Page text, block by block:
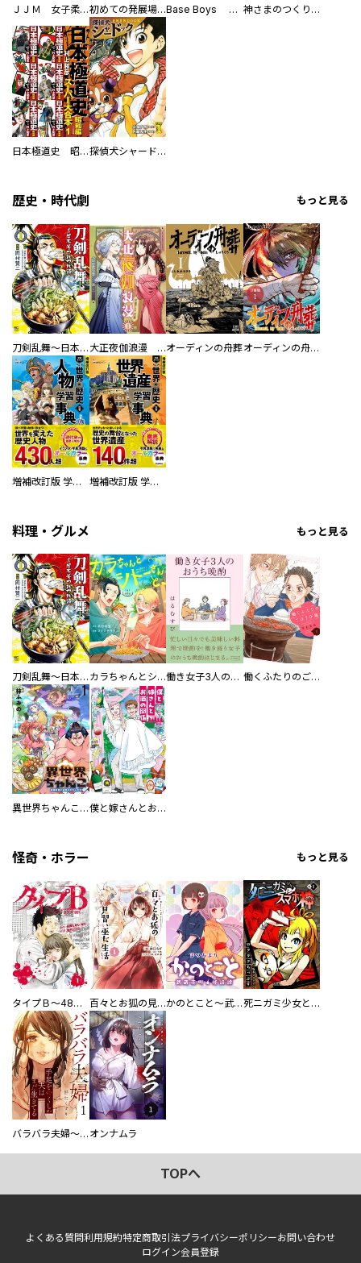
ＪＪＭ 女子柔道部物語 社会人編 初めての発展場 【白抜き修正版】 Base Boys 新装版 神さまのつくりかた。スーパー大合本
日本極道史 昭和編 スーパー大合本 探偵犬シャードック（新装版）
歴史・時代劇 もっと見る
刀剣乱舞～日本号つれづれ酒～ 大正夜伽浪漫 －金曜日の花嫁—オーディンの舟葬 オーディンの舟葬 分冊版
増補改訂版 学研まんが NEW世界の歴史 別巻 人物学習事典 増補改訂版 学研まんが NEW世界の歴史 別巻 世界遺産学習事典
料理・グルメ もっと見る
刀剣乱舞～日本号つれづれ酒～ カラちゃんとシトーさんと、 【分冊版】 働き女子3人のおうち晩酌 働くふたりのごほうび飯
異世界ちゃんこ～横綱目前に召喚されたんだが～ 【連載版】 僕と嫁さんとお酒の関係
怪奇・ホラー もっと見る
タイプＢ～48時間後、致死率100％～【単話】 百々とお狐の見習い巫女生活【単行本版】 かのとこと～武蔵花町怪話譚～ 【連載版】 死ニガミ少女とスマホ神
バラバラ夫婦～手足をなくした夫はまだ生きてる オンナムラ
TOPへ
よくある質問利用規約特定商取引法プライバシーポリシーお問い合わせ
ログイン会員登録